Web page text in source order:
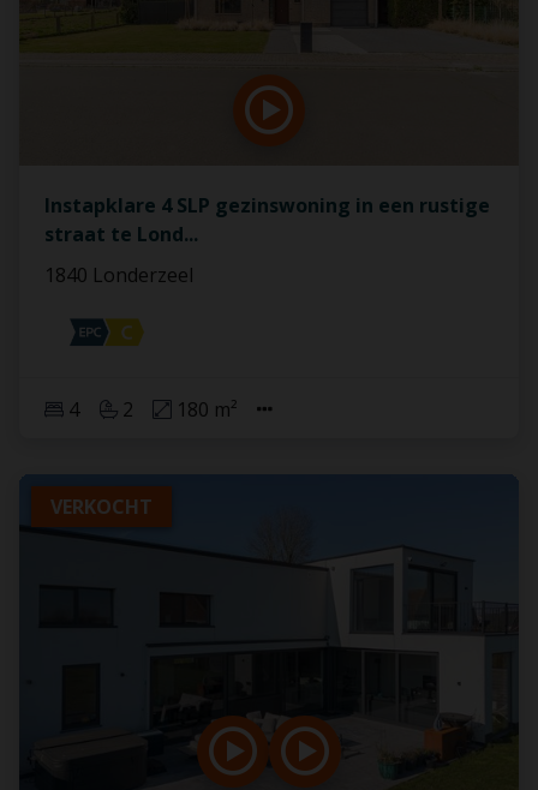
Instapklare 4 SLP gezinswoning in een rustige
straat te Lond...
1840 Londerzeel
4 2 180 m²
VERKOCHT